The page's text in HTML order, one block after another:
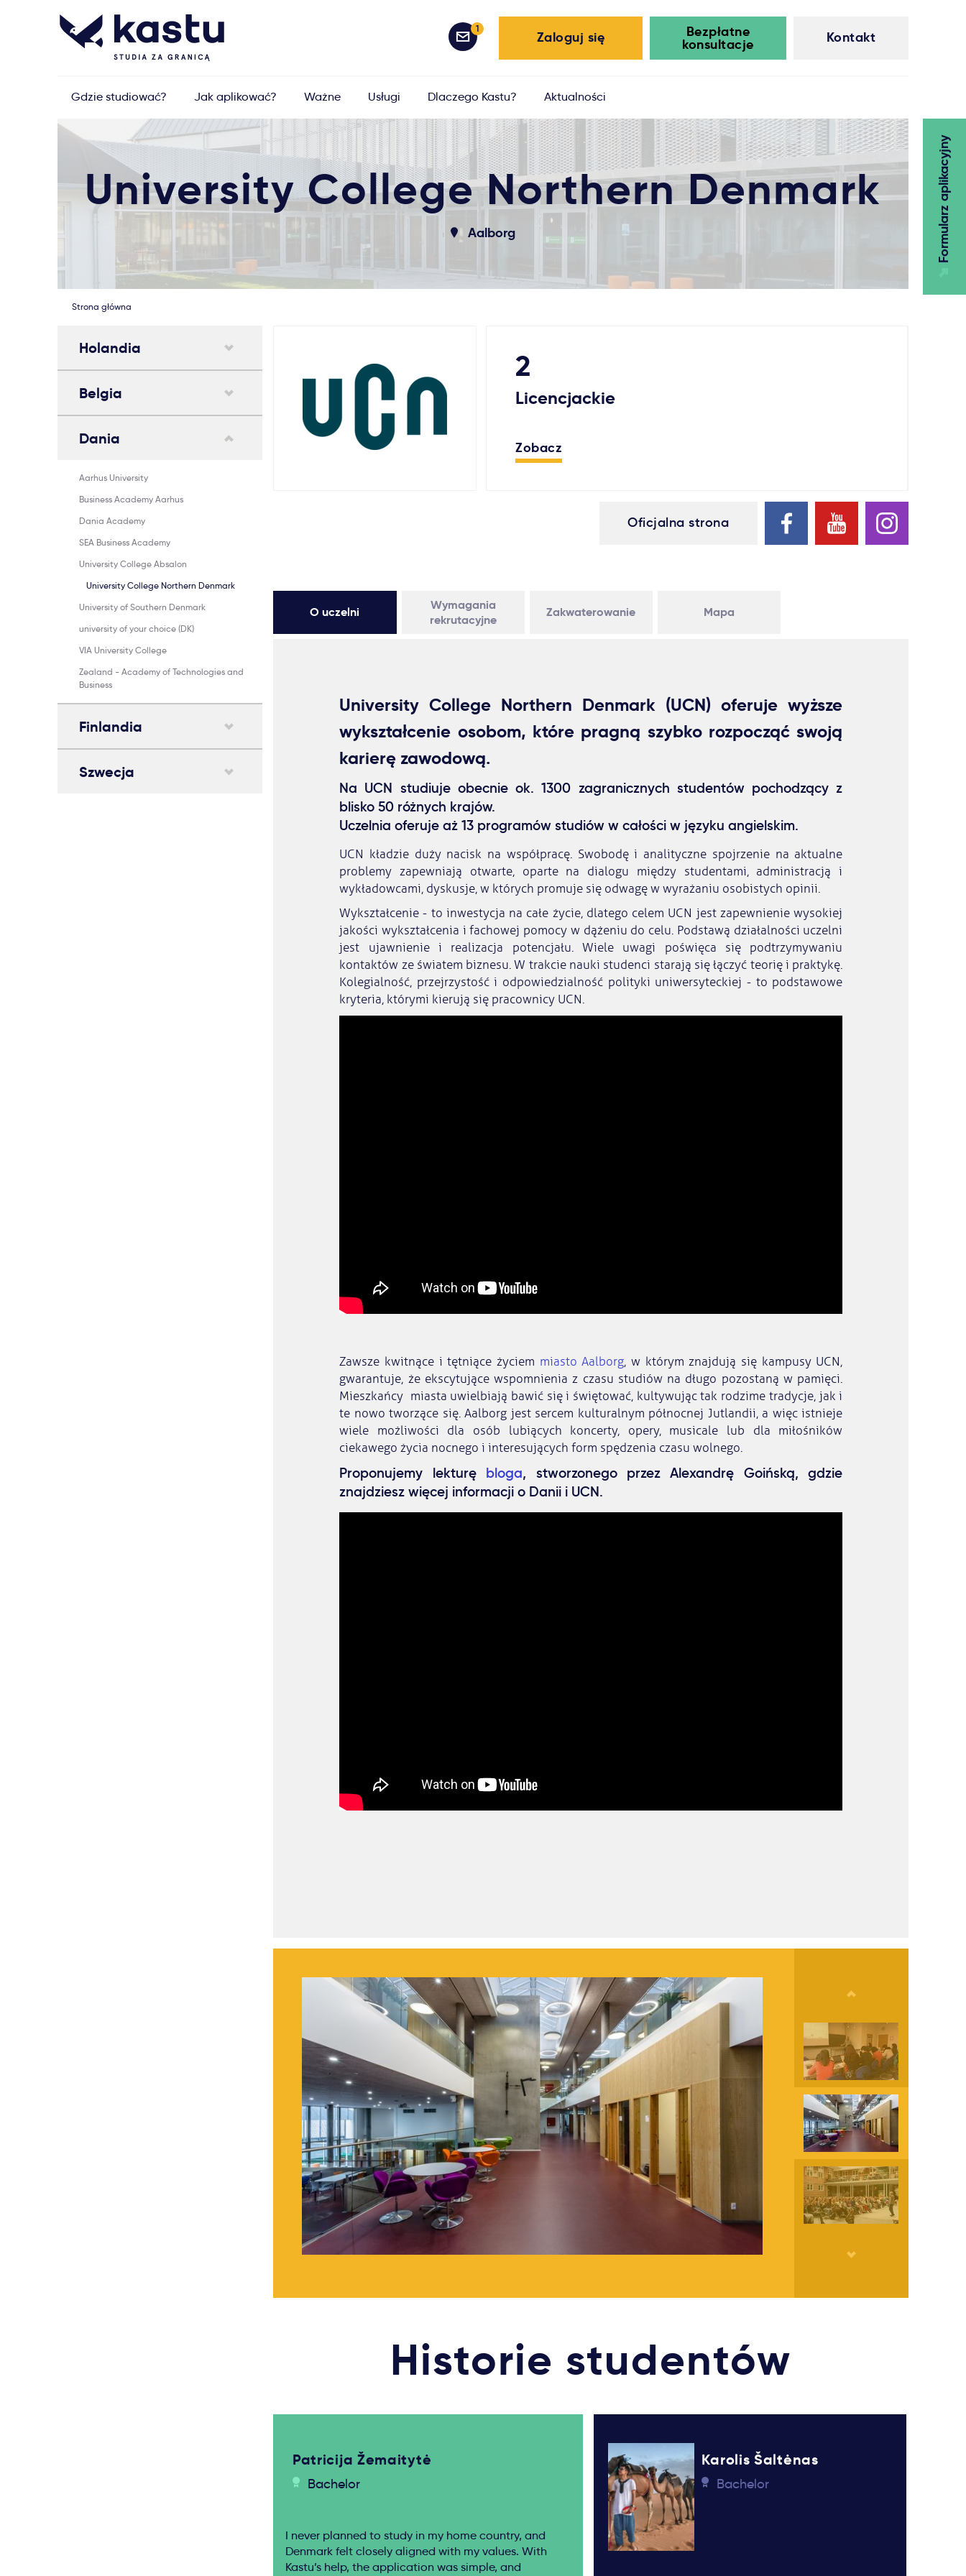
Kontakt
Bezpłatne
konsultacje
Zaloguj się
1
Formularz aplikacyjny
Gdzie studiować? Jak aplikować? Ważne Usługi Dlaczego Kastu? Aktualności
University College Northern Denmark
Aalborg
Strona główna
Holandia
Belgia
Dania
Aarhus University
Business Academy Aarhus
Dania Academy
SEA Business Academy
University College Absalon
University College Northern Denmark
University of Southern Denmark
university of your choice (DK)
VIA University College
Zealand - Academy of Technologies and
Business
Finlandia
Szwecja
2
Licencjackie
Zobacz
Oficjalna strona
O uczelni
Wymagania
rekrutacyjne
Zakwaterowanie Mapa
University College Northern Denmark (UCN) oferuje wyższe
wykształcenie osobom, które pragną szybko rozpocząć swoją
karierę zawodową.
Na UCN studiuje obecnie ok. 1300 zagranicznych studentów pochodzący z
blisko 50 różnych krajów.
Uczelnia oferuje aż 13 programów studiów w całości w języku angielskim.
UCN kładzie duży nacisk na współpracę. Swobodę i analityczne spojrzenie na aktualne
problemy zapewniają otwarte, oparte na dialogu między studentami, administracją i
wykładowcami, dyskusje, w których promuje się odwagę w wyrażaniu osobistych opinii.
Wykształcenie - to inwestycja na całe życie, dlatego celem UCN jest zapewnienie wysokiej
jakości wykształcenia i fachowej pomocy w dążeniu do celu. Podstawą działalności uczelni
jest ujawnienie i realizacja potencjału. Wiele uwagi poświęca się podtrzymywaniu
kontaktów ze światem biznesu. W trakcie nauki studenci starają się łączyć teorię i praktykę.
Kolegialność, przejrzystość i odpowiedzialność polityki uniwersyteckiej - to podstawowe
kryteria, którymi kierują się pracownicy UCN.
Zawsze kwitnące i tętniące życiem miasto Aalborg, w którym znajdują się kampusy UCN,
gwarantuje, że ekscytujące wspomnienia z czasu studiów na długo pozostaną w pamięci.
Mieszkańcy miasta uwielbiają bawić się i świętować, kultywując tak rodzime tradycje, jak i
te nowo tworzące się. Aalborg jest sercem kulturalnym północnej Jutlandii, a więc istnieje
wiele możliwości dla osób lubiących koncerty, opery, musicale lub dla miłośników
ciekawego życia nocnego i interesujących form spędzenia czasu wolnego.
Proponujemy lekturę bloga, stworzonego przez Alexandrę Goińską, gdzie
znajdziesz więcej informacji o Danii i UCN.
Historie studentów
Patricija Žemaitytė
Bachelor
I never planned to study in my home country, and
Denmark felt closely aligned with my values. With
Kastu’s help, the application was simple, and
Karolis Šaltėnas
Bachelor